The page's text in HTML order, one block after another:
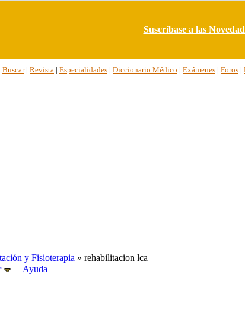
Suscríbase a las
Buscar| Revista | Especialidades | Diccionario Médico | Exámenes | Foros |
y Fisioterapia » rehabilitacion lca
Ayuda